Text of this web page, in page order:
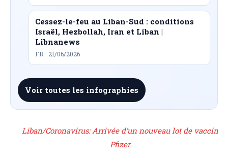
Cessez-le-feu au Liban-Sud : conditions
Israël, Hezbollah, Iran et Liban |
Libnanews
FR · 21/06/2026
Voir toutes les infographies
Liban/Coronavirus: Arrivée d’un nouveau lot de vaccin
Pfizer